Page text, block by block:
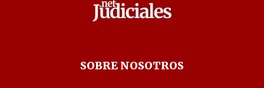
SOBRE NOSOTROS